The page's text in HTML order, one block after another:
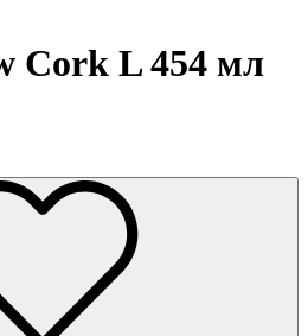
Cork L 454 мл